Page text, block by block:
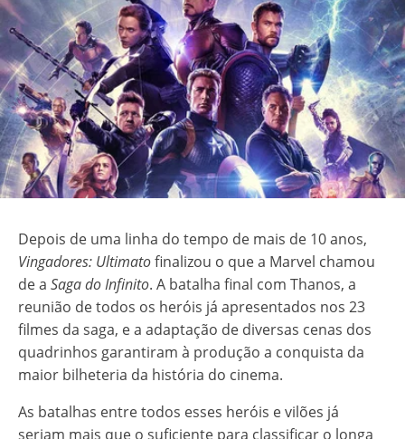
Depois de uma linha do tempo de mais de 10 anos,
Vingadores: Ultimatofinalizou o que a Marvel chamou
de a Saga do Infinito. A batalha final com Thanos, a
reunião de todos os heróis já apresentados nos 23
filmes da saga, e a adaptação de diversas cenas dos
quadrinhos garantiram à produção a conquista da
maior bilheteria da história do cinema.
As batalhas entre todos esses heróis e vilões já
seriam mais que o suficiente para classificar o longa